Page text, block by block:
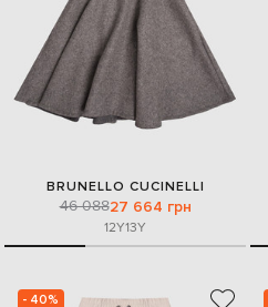
BRUNELLO CUCINELLI
46 08827 664 грн
12Y13Y
- 40%